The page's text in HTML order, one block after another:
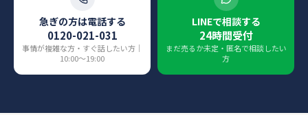
急ぎの方は電話する
0120-021-031
事情が複雑な方・すぐ話したい方｜
10:00〜19:00
LINEで相談する
24時間受付
まだ売るか未定・匿名で相談したい
方